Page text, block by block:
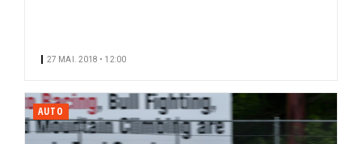
27 MAI. 2018 • 12:00
AUTO